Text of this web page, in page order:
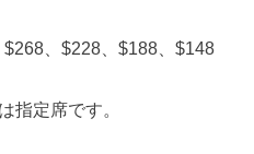
、$228、$188、$148
指定席です。